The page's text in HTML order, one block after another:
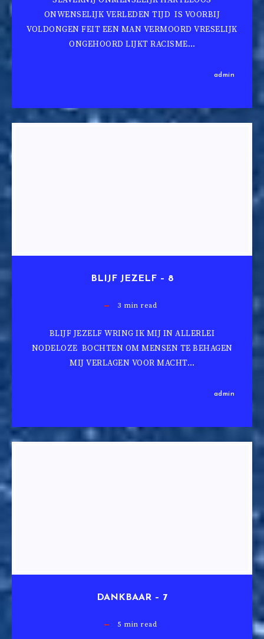
ONWENSELIJK VERLEDEN TIJD IS VOORBIJ
VOLDONGEN FEIT EEN MAN VERMOORD VRESELIJK
ONGEHOORD LIJKT RACISME…
admin
BLIJF JEZELF – 8
3 min read
BLIJF JEZELF WRING IK MIJ IN ALLERLEI
NODELOZE BOCHTEN OM MENSEN TE BEHAGEN
MIJ VERLAGEN VOOR MACHT…
admin
DANKBAAR – 7
5 min read